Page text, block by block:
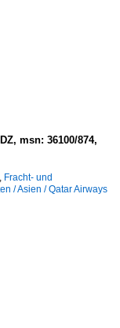
msn: 36100/874,
, Fracht- und
/ Asien / Qatar Airways